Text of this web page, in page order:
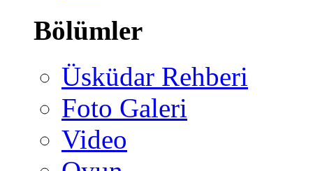
Bölümler
Üsküdar Rehberi
Foto Galeri
Video